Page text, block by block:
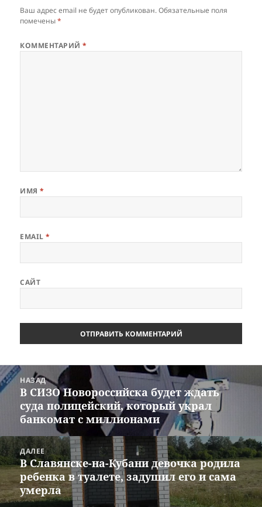
Ваш адрес email не будет опубликован. Обязательные поля
помечены*
КОММЕНТАРИЙ*
ИМЯ*
EMAIL*
САЙТ
Навигация
по
записям
НАЗАД
Предыдущая
запись:
В СИЗО Новороссийска будет ждать
суда полицейский, который украл
банкомат с миллионами
ДАЛЕЕ
Следующая
запись:
В Славянске-на-Кубани девочка родила
ребенка в туалете, задушил его и сама
умерла